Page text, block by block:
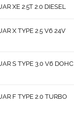
XE 2.5T 2.0 DIESEL
X TYPE 2.5 V6 24V
S TYPE 3.0 V6 DOHC
F TYPE 2.0 TURBO